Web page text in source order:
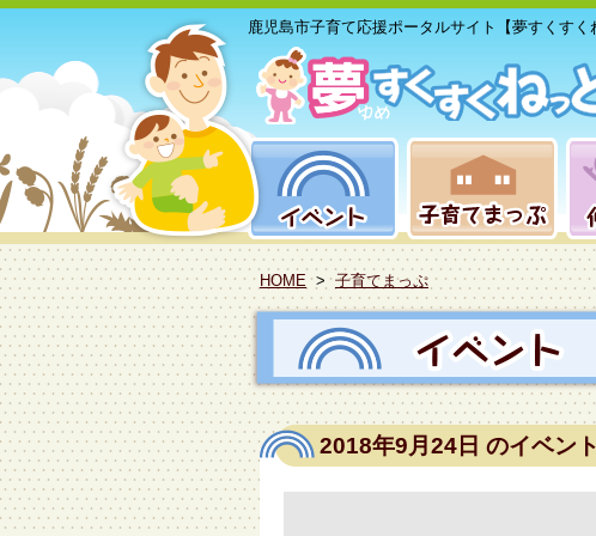
鹿児島市子育て応援ポータルサイト【夢すくす
HOME > 子育てまっぷ
2018年9月24日 のイベント